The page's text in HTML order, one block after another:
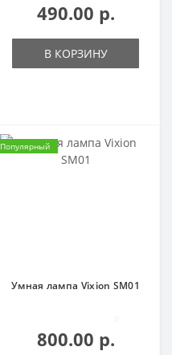
490.00 р.
В КОРЗИНУ
Популярный
Умная лампа Vixion SM01
800.00 р.